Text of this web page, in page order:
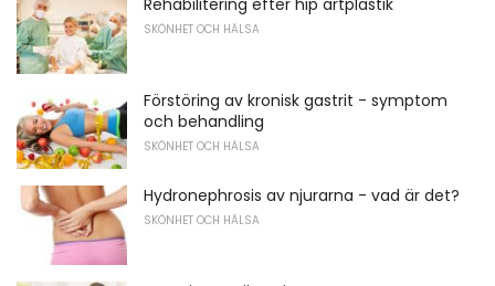
SKÖNHET OCH HÄLSA
Förstöring av kronisk gastrit - symptom
och behandling
SKÖNHET OCH HÄLSA
Hydronephrosis av njurarna - vad är det?
SKÖNHET OCH HÄLSA